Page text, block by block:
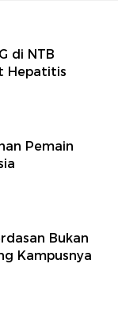
di NTB
Hepatitis
Pemain
Bukan
Kampusnya